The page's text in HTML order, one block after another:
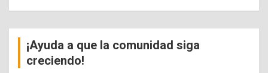
¡Ayuda a que la comunidad siga
creciendo!